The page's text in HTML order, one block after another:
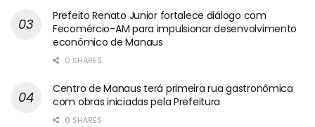
Prefeito Renato Junior fortalece diálogo com
Fecomércio-AM para impulsionar desenvolvimento
econômico de Manaus
0 SHARES
Centro de Manaus terá primeira rua gastronômica
com obras iniciadas pela Prefeitura
0 SHARES